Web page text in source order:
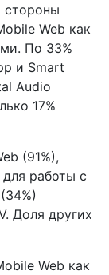
стороны
Web как
По 33%
и Smart
Audio
17%
(91%),
работы с
Доля других
Web как